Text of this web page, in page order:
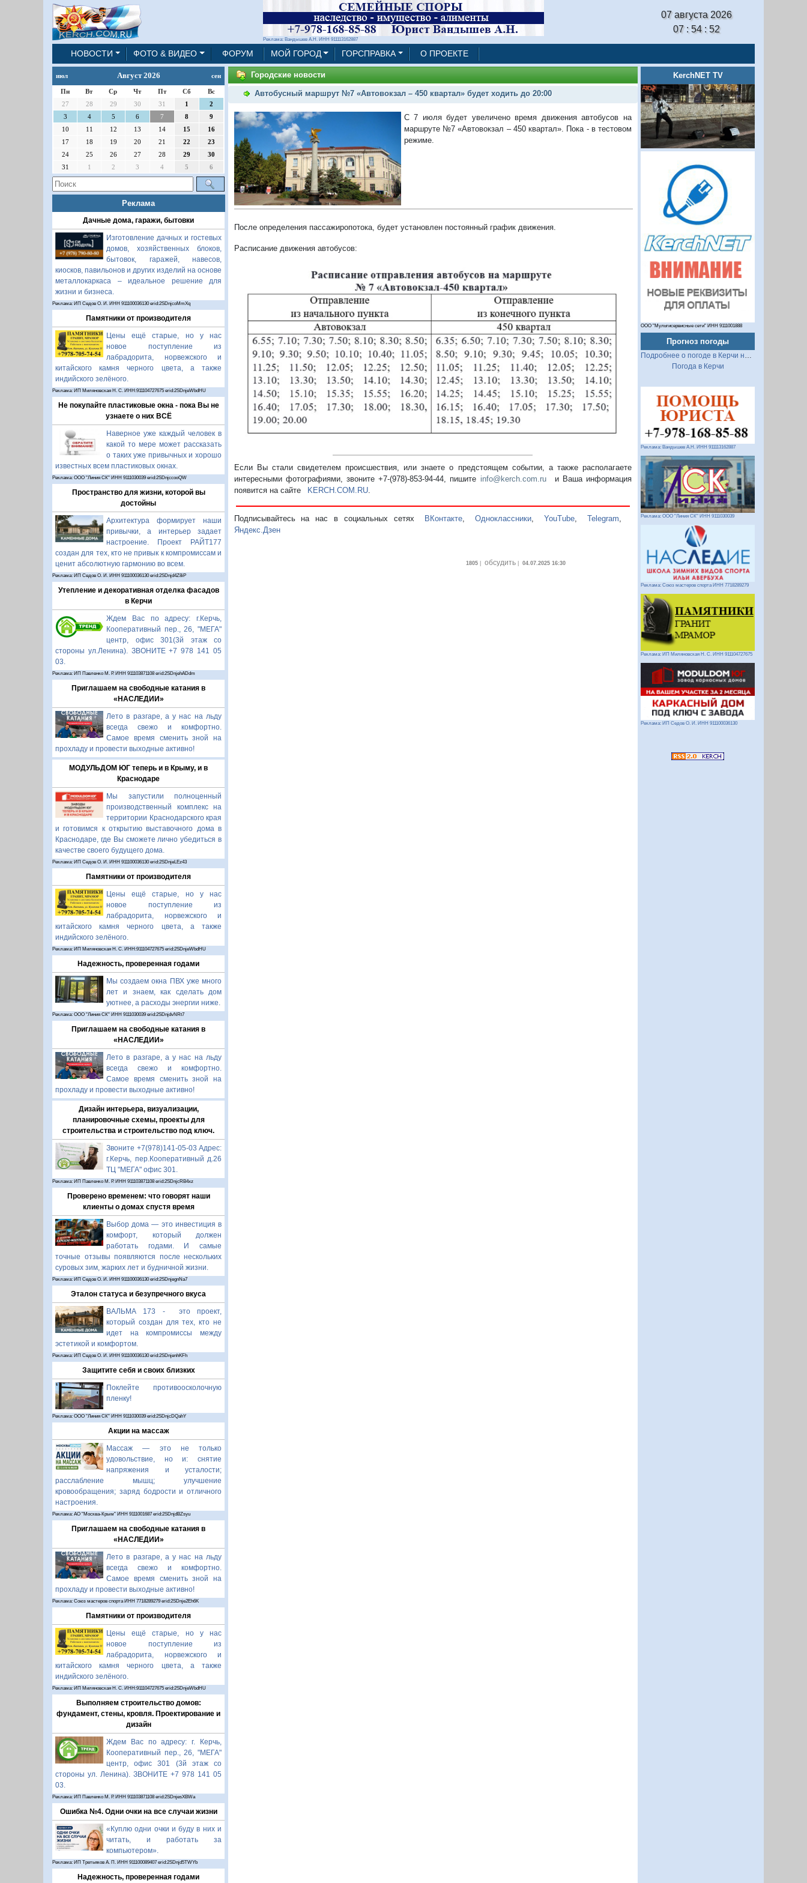
Реклама: Вандышев А.Н. ИНН 911113162887
07 августа 2026
07 : 54 : 53
НОВОСТИ ФОТО & ВИДЕО ФОРУМ МОЙ ГОРОД ГОРСПРАВКА О ПРОЕКТЕ
июл Август 2026 сен
Пн Вт Ср Чт Пт Сб
Вс
27
28 29 30 31 1
2
3
4 5 6 7 8
9
10
11 12 13 14 15
16
17
18 19 20 21 22
23
24
25 26 27 28 29
30
31
1 2 3 4 5 6
Реклама
Дачные дома, гаражи, бытовки
Изготовление дачных и гостевых
домов, хозяйственных блоков,
бытовок, гаражей, навесов,
киосков, павильонов и других изделий на основе
металлокаркаса – идеальное решение для
жизни и бизнеса.
Реклама: ИП Седов О. И. ИНН 911100036130 erid:2SDnjcoMmXq
Памятники от производителя
Цены ещё старые, но у нас
новое поступление из
лабрадорита, норвежского и
китайского камня черного цвета, а также
индийского зелёного.
Реклама: ИП Миляновская Н. С. ИНН:911104727675 erid:2SDnjeWbdHU
Не покупайте пластиковые окна - пока Вы не
узнаете о них ВСЁ
Наверное уже каждый человек в
какой то мере может рассказать
о таких уже привычных и хорошо
известных всем пластиковых окнах.
Реклама: ООО "Линия СК" ИНН 9111030039 erid:2SDnjccooQW
Пространство для жизни, которой вы
достойны
Архитектура формирует наши
привычки, а интерьер задает
настроение. Проект РАЙТ177
создан для тех, кто не привык к компромиссам и
ценит абсолютную гармонию во всем.
Реклама: ИП Седов О. И. ИНН 911100036130 erid:2SDnjd4Z8iP
Утепление и декоративная отделка фасадов
в Керчи
Ждем Вас по адресу: г.Керчь,
Кооперативный пер., 26, "МЕГА"
центр, офис 301(3й этаж со
стороны ул.Ленина). ЗВОНИТЕ +7 978 141 05
03.
Реклама: ИП Павленко М. Р. ИНН 911103871108 erid:2SDnjehADdm
Приглашаем на свободные катания в
«НАСЛЕДИИ»
Лето в разгаре, а у нас на льду
всегда свежо и комфортно.
Самое время сменить зной на
прохладу и провести выходные активно!
МОДУЛЬДОМ ЮГ теперь и в Крыму, и в
Краснодаре
Мы запустили полноценный
производственный комплекс на
территории Краснодарского края
и готовимся к открытию выставочного дома в
Краснодаре, где Вы сможете лично убедиться в
качестве своего будущего дома.
Реклама: ИП Седов О. И. ИНН 911100036130 erid:2SDnjeLEz43
Памятники от производителя
Цены ещё старые, но у нас
новое поступление из
лабрадорита, норвежского и
китайского камня черного цвета, а также
индийского зелёного.
Реклама: ИП Миляновская Н. С. ИНН:911104727675 erid:2SDnjeWbdHU
Надежность, проверенная годами
Мы создаем окна ПВХ уже много
лет и знаем, как сделать дом
уютнее, а расходы энергии ниже.
Реклама: ООО "Линия СК" ИНН 9111030039 erid:2SDnjdvNRt7
Приглашаем на свободные катания в
«НАСЛЕДИИ»
Лето в разгаре, а у нас на льду
всегда свежо и комфортно.
Самое время сменить зной на
прохладу и провести выходные активно!
Дизайн интерьера, визуализации,
планировочные схемы, проекты для
строительства и строительство под ключ.
Звоните +7(978)141-05-03 Адрес:
г.Керчь, пер.Кооперативный д.26
ТЦ "МЕГА" офис 301.
Реклама: ИП Павленко М. Р. ИНН 911103871108 erid:2SDnjcRB4xz
Проверено временем: что говорят наши
клиенты о домах спустя время
Выбор дома — это инвестиция в
комфорт, который должен
работать годами. И самые
точные отзывы появляются после нескольких
суровых зим, жарких лет и будничной жизни.
Реклама: ИП Седов О. И. ИНН 911100036130 erid:2SDnjegnNa7
Эталон статуса и безупречного вкуса
ВАЛЬМА 173 - это проект,
который создан для тех, кто не
идет на компромиссы между
эстетикой и комфортом.
Реклама: ИП Седов О. И. ИНН 911100036130 erid:2SDnjenhKFh
Защитите себя и своих близких
Поклейте противоосколочную
пленку!
Реклама: ООО "Линия СК" ИНН 9111030039 erid:2SDnjcDQahY
Акции на массаж
Массаж — это не только
удовольствие, но и: снятие
напряжения и усталости;
расслабление мышц; улучшение
кровообращения; заряд бодрости и отличного
настроения.
Реклама: АО "Москва-Крым" ИНН 9111001687 erid:2SDnjdBZsyu
Приглашаем на свободные катания в
«НАСЛЕДИИ»
Лето в разгаре, а у нас на льду
всегда свежо и комфортно.
Самое время сменить зной на
прохладу и провести выходные активно!
Реклама: Союз мастеров спорта ИНН 7718289279 erid:2SDnje2Eh6K
Памятники от производителя
Цены ещё старые, но у нас
новое поступление из
лабрадорита, норвежского и
китайского камня черного цвета, а также
индийского зелёного.
Реклама: ИП Миляновская Н. С. ИНН:911104727675 erid:2SDnjeWbdHU
Выполняем строительство домов:
фундамент, стены, кровля. Проектирование и
дизайн
Ждем Вас по адресу: г. Керчь,
Кооперативный пер., 26, "МЕГА"
центр, офис 301 (3й этаж со
стороны ул. Ленина). ЗВОНИТЕ +7 978 141 05
03.
Реклама: ИП Павленко М. Р. ИНН 911103871108 erid:2SDnjesXBWa
Ошибка №4. Одни очки на все случаи жизни
«Куплю одни очки и буду в них и
читать, и работать за
компьютером».
Реклама: ИП Третьяков А. П. ИНН 911100089407 erid:2SDnjd5TWYb
Надежность, проверенная годами
Городские новости
Автобусный маршрут №7 «Автовокзал – 450 квартал» будет ходить до 20:00
С 7 июля будет увеличено время движения автобусов на
маршруте №7 «Автовокзал – 450 квартал». Пока - в тестовом
режиме.
После определения пассажиропотока, будет установлен постоянный график движения.
Расписание движения автобусов:
Если Вы стали свидетелем происшествия, или знаете о предстоящем событии, а также располагаете
интересными фотографиями, звоните +7-(978)-853-94-44, пишите info@kerch.com.ru и Ваша информация
появится на сайте
KERCH.COM.RU.
Подписывайтесь на нас в социальных сетях ВКонтакте Одноклассники ,YouTube ,Telegram
Яндекс.Дзен
1805| обсудить| 04.07.2025 16:30
KerchNET TV
ООО "Мультисервисные сети" ИНН 9111001888
Прогноз погоды
Подробнее о погоде в Керчи на 2 недели
Погода в Керчи
Реклама: Вандышев А.Н. ИНН 911113162887
Реклама: ООО "Линия СК" ИНН 9111030039
Реклама: Союз мастеров спорта ИНН 7718289279
Реклама: ИП Миляновская Н. С. ИНН 911104727675
Реклама: ИП Седов О. И. ИНН 911100036130